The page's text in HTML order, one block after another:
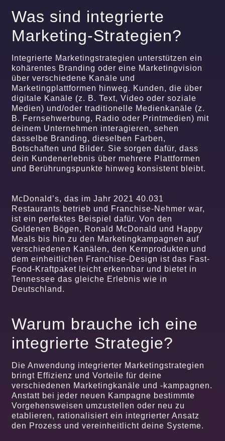
Was sind integrierte
Marketing-Strategien?
Integrierte Marketingstrategien unterstützen ein
kohärentes Branding oder eine Marketingvision
über verschiedene Kanäle und
Marketingplattformen hinweg. Kunden, die über
digitale Kanäle (z. B. Text, Video oder soziale
Medien) und/oder traditionelle Medienkanäle (z.
B. Fernsehwerbung, Radio oder Printmedien) mit
deinem Unternehmen interagieren, sehen
dasselbe Branding, dieselben Farben,
Botschaften und Bilder. Sie sorgen dafür, dass
dein Kundenerlebnis über mehrere Plattformen
und Berührungspunkte hinweg konsistent bleibt.
McDonald’s, das im Jahr 2021 40.031
Restaurants betrieb und Franchise-Nehmer war,
ist ein perfektes Beispiel dafür. Von den
Goldenen Bögen, Ronald McDonald und Happy
Meals bis hin zu den Marketingkampagnen auf
verschiedenen Kanälen, den Kernprodukten und
dem einheitlichen Franchise-Design ist das Fast-
Food-Kraftpaket leicht erkennbar und bietet in
Tennessee das gleiche Erlebnis wie in
Deutschland.
Warum brauche ich eine
integrierte Strategie?
Die Anwendung integrierter Marketingstrategien
bringt Effizienz und Vorteile für deine
verschiedenen Marketingkanäle und -kampagnen.
Anstatt bei jeder neuen Kampagne bestimmte
Vorgehensweisen umzustellen oder neu zu
etablieren, rationalisiert ein integrierter Ansatz
den Prozess und vereinheitlicht deine Systeme.